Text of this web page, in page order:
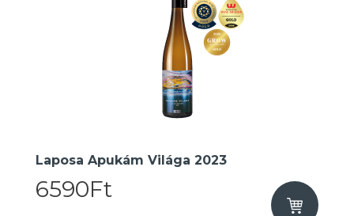
Laposa Apukám Világa 2023
6590Ft